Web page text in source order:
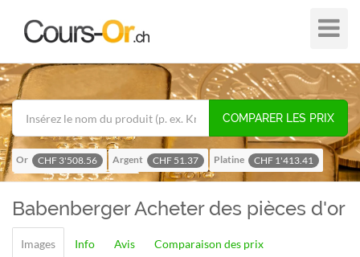
Plier
/
hors
de
COMPARER LES PRIX
Or CHF 3'508.56 Argent CHF 51.37 Platine
CHF 1'413.41
Palladium
CHF 1'116.58
BabenbergerAcheter des pièces d'or
Images Info Avis Comparaison des prix